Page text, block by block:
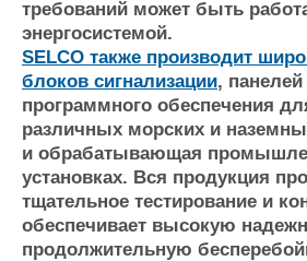
Личности
Словарь
Все
требований может быть
энергосистемой.
SELCO также производит
блоков сигнализации,
программного обеспечения
различных морских и
и обрабатывающая
установках. Вся продукция
тщательное тестирование и
обеспечивает высокую
продолжительную